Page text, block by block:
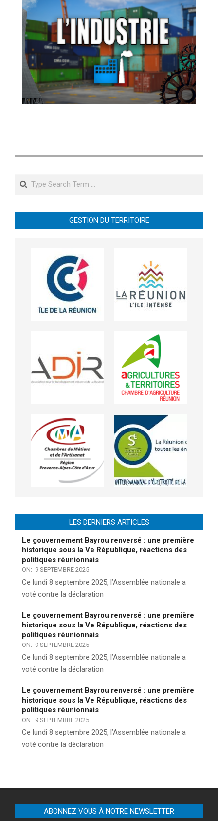
Search
GESTION DU TERRITOIRE
LES DERNIERS ARTICLES
Le gouvernement Bayrou renversé : une première
historique sous la Ve République, réactions des
politiques réunionnais
ON: 9 SEPTEMBRE 2025
Ce lundi 8 septembre 2025, l’Assemblée nationale a
voté contre la déclaration
Le gouvernement Bayrou renversé : une première
historique sous la Ve République, réactions des
politiques réunionnais
ON: 9 SEPTEMBRE 2025
Ce lundi 8 septembre 2025, l’Assemblée nationale a
voté contre la déclaration
Le gouvernement Bayrou renversé : une première
historique sous la Ve République, réactions des
politiques réunionnais
ON: 9 SEPTEMBRE 2025
Ce lundi 8 septembre 2025, l’Assemblée nationale a
voté contre la déclaration
ABONNEZ VOUS À NOTRE NEWSLETTER